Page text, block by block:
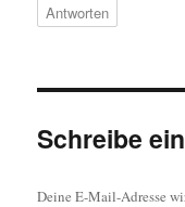
Antworten
Schreibe
Deine E-Mail-Adresse